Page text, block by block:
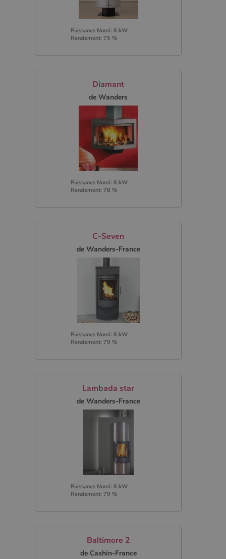
Puissance Nomi: 8 kW
Rendement: 75 %
Diamant
de Wanders
Puissance Nomi: 8 kW
Rendement: 78 %
C-Seven
de Wanders-France
Puissance Nomi: 8 kW
Rendement: 79 %
Lambada star
de Wanders-France
Puissance Nomi: 8 kW
Rendement: 79 %
Baltimore 2
de Cashin-France